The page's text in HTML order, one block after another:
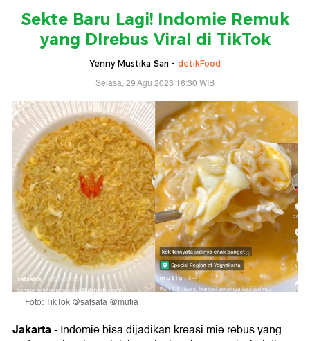
Sekte Baru Lagi! Indomie Remuk
yang DIrebus Viral di TikTok
Yenny Mustika Sari - detikFood
Selasa, 29 Agu 2023 16:30 WIB
Foto: TikTok @safsafa @mutia
Jakarta-Indomie bisa dijadikan kreasi mie rebus yang